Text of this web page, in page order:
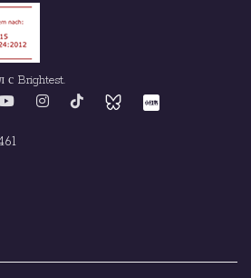
с Brightest.